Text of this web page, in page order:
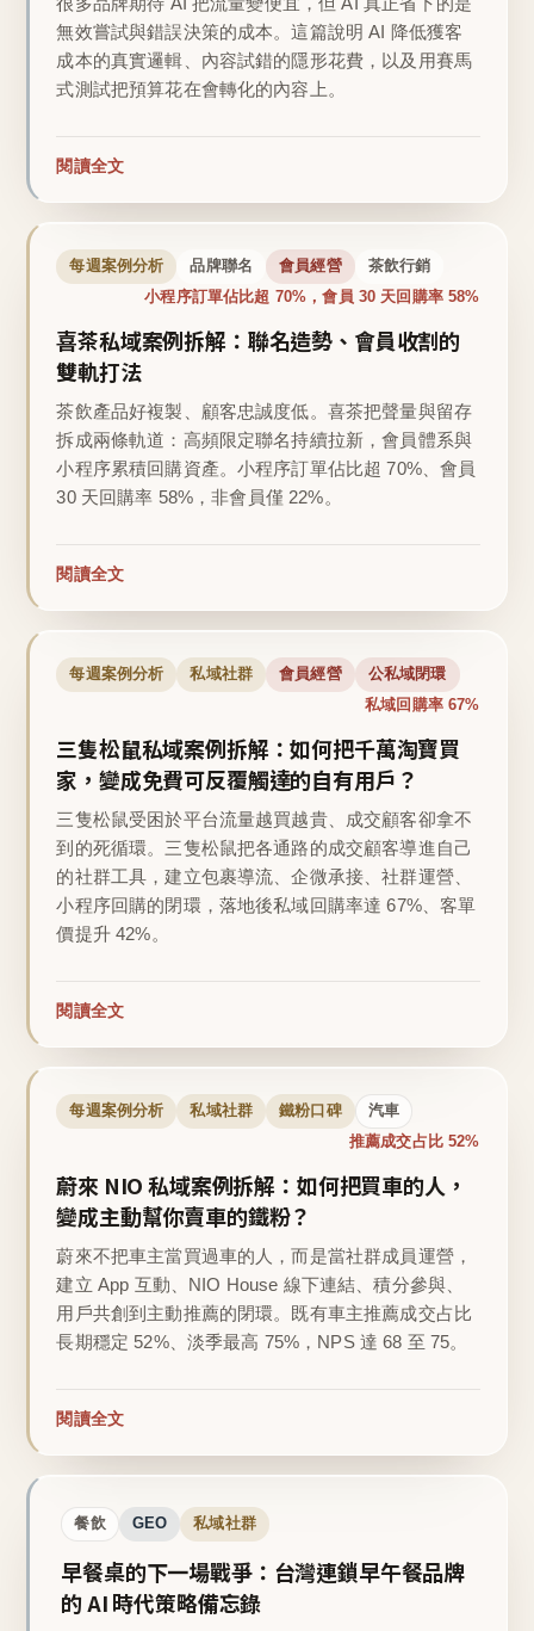
無效嘗試與錯誤決策的成本。這篇說明 AI 降低獲客
成本的真實邏輯、內容試錯的隱形花費，以及用賽馬
式測試把預算花在會轉化的內容上。
閱讀全文
每週案例分析 品牌聯名 會員經營 茶飲行銷
小程序訂單佔比超 70%，會員 30 天回購率 58%
喜茶私域案例拆解：聯名造勢、會員收割的
雙軌打法
茶飲產品好複製、顧客忠誠度低。喜茶把聲量與留存
拆成兩條軌道：高頻限定聯名持續拉新，會員體系與
小程序累積回購資產。小程序訂單佔比超 70%、會員
30 天回購率 58%，非會員僅 22%。
閱讀全文
每週案例分析 私域社群 會員經營 公私域閉環
私域回購率 67%
三隻松鼠私域案例拆解：如何把千萬淘寶買
家，變成免費可反覆觸達的自有用戶？
三隻松鼠受困於平台流量越買越貴、成交顧客卻拿不
到的死循環。三隻松鼠把各通路的成交顧客導進自己
的社群工具，建立包裹導流、企微承接、社群運營、
小程序回購的閉環，落地後私域回購率達 67%、客單
價提升 42%。
閱讀全文
每週案例分析 私域社群 鐵粉口碑 汽車
推薦成交占比 52%
蔚來 NIO 私域案例拆解：如何把買車的人，
變成主動幫你賣車的鐵粉？
蔚來不把車主當買過車的人，而是當社群成員運營，
建立 App 互動、NIO House 線下連結、積分參與、
用戶共創到主動推薦的閉環。既有車主推薦成交占比
長期穩定 52%、淡季最高 75%，NPS 達 68 至 75。
閱讀全文
餐飲 GEO 私域社群
早餐桌的下一場戰爭：台灣連鎖早午餐品牌
的 AI 時代策略備忘錄